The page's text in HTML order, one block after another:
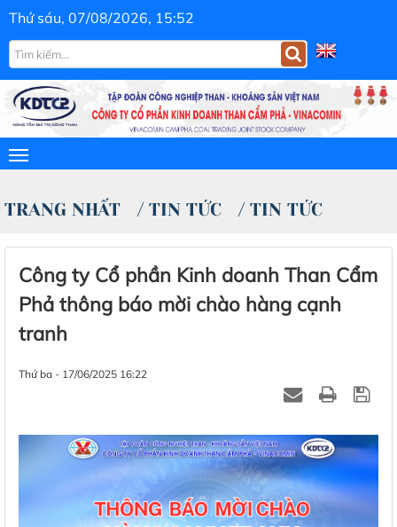
Thứ sáu, 07/08/2026, 15:52
TRANG NHẤT / TIN TỨC / TIN TỨC
Công ty Cổ phần Kinh doanh Than Cẩm
Phả thông báo mời chào hàng cạnh
tranh
Thứ ba - 17/06/2025 16:22